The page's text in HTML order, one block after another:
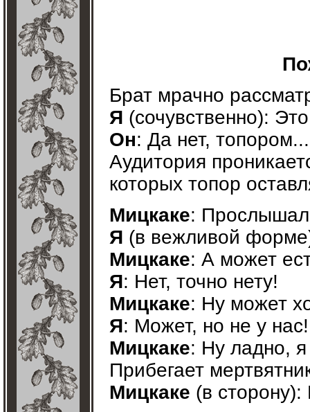
Брат мрачно
Я (сочувственно):
Он: Да нет, топором...
Аудитория
которых топор
Мицкаке: Прослышал
Я (в вежливой
Мицкаке: А может
Я: Нет, точно нету!
Мицкаке: Ну может
Я: Может, но не у нас!
Мицкаке: Ну ладно, я
Прибегает
Мицкаке (в